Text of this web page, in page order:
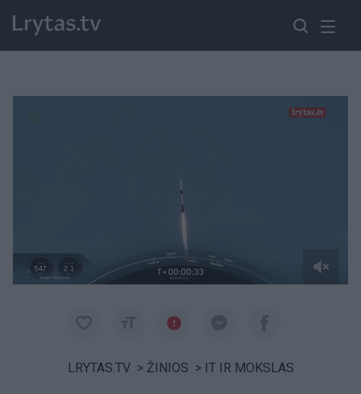
LRYTAS.TV > ŽINIOS > IT IR MOKSLAS